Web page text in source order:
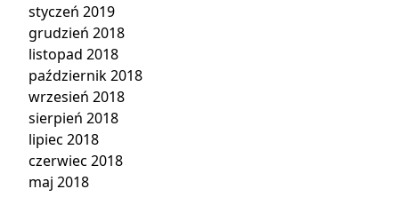
styczeń 2019
grudzień 2018
listopad 2018
październik 2018
wrzesień 2018
sierpień 2018
lipiec 2018
czerwiec 2018
maj 2018